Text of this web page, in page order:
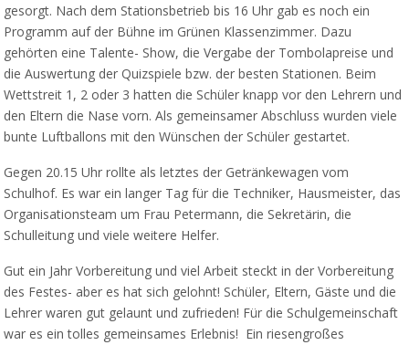
gesorgt. Nach dem Stationsbetrieb bis 16 Uhr gab es noch ein
Programm auf der Bühne im Grünen Klassenzimmer. Dazu
gehörten eine Talente- Show, die Vergabe der Tombolapreise und
die Auswertung der Quizspiele bzw. der besten Stationen. Beim
Wettstreit 1, 2 oder 3 hatten die Schüler knapp vor den Lehrern und
den Eltern die Nase vorn. Als gemeinsamer Abschluss wurden viele
bunte Luftballons mit den Wünschen der Schüler gestartet.
Gegen 20.15 Uhr rollte als letztes der Getränkewagen vom
Schulhof. Es war ein langer Tag für die Techniker, Hausmeister, das
Organisationsteam um Frau Petermann, die Sekretärin, die
Schulleitung und viele weitere Helfer.
Gut ein Jahr Vorbereitung und viel Arbeit steckt in der Vorbereitung
des Festes- aber es hat sich gelohnt! Schüler, Eltern, Gäste und die
Lehrer waren gut gelaunt und zufrieden! Für die Schulgemeinschaft
war es ein tolles gemeinsames Erlebnis! Ein riesengroßes